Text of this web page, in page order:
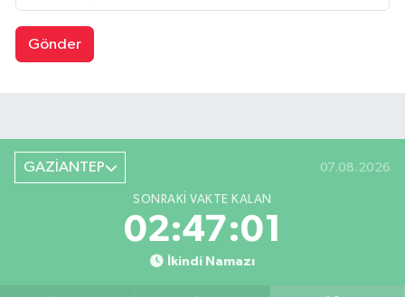
Gönder
GAZİANTEP 07.08.2026
SONRAKI VAKTE KALAN
02:47:01
İkindi Namazı